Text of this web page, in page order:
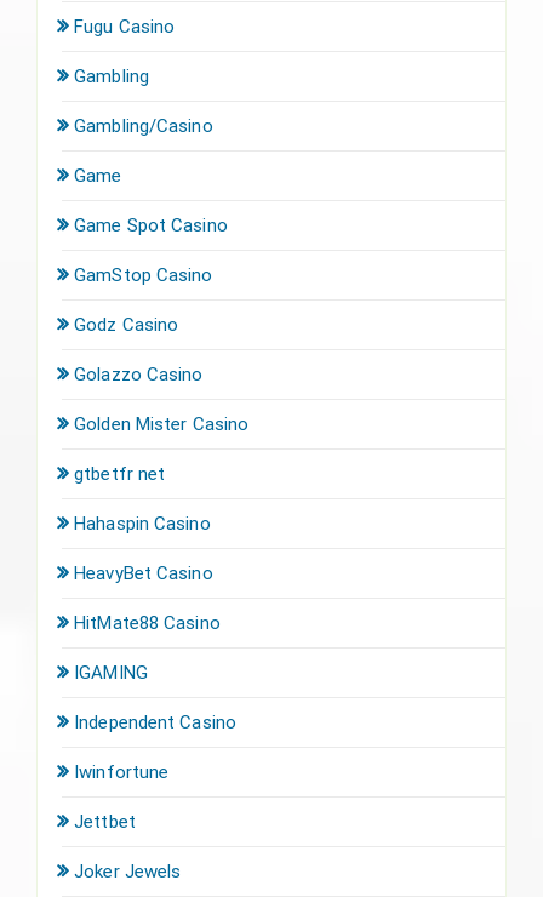
Fugu Casino
Gambling
Gambling/Casino
Game
Game Spot Casino
GamStop Casino
Godz Casino
Golazzo Casino
Golden Mister Casino
gtbetfr net
Hahaspin Casino
HeavyBet Casino
HitMate88 Casino
IGAMING
Independent Casino
Iwinfortune
Jettbet
Joker Jewels